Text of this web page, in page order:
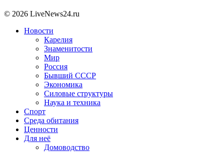
© 2026 LiveNews24.ru
Новости
Карелия
Знаменитости
Мир
Россия
Бывший СССР
Экономика
Силовые структуры
Наука и техника
Спорт
Среда обитания
Ценности
Для неё
Домоводство